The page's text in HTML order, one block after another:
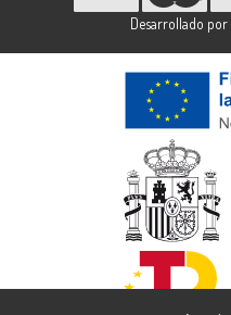
Desarrollado por